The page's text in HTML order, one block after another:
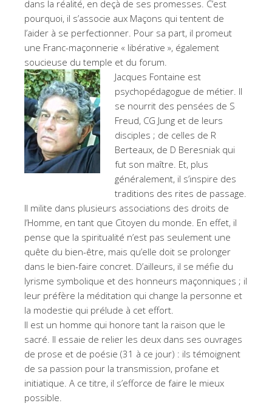
dans la réalité, en deçà de ses promesses. C’est
pourquoi, il s’associe aux Maçons qui tentent de
l’aider à se perfectionner. Pour sa part, il promeut
une Franc-maçonnerie « libérative », également
soucieuse du temple et du forum.
Jacques Fontaine est
psychopédagogue de métier. Il
se nourrit des pensées de S
Freud, CG Jung et de leurs
disciples ; de celles de R
Berteaux, de D Beresniak qui
fut son maître. Et, plus
généralement, il s’inspire des
traditions des rites de passage.
Il milite dans plusieurs associations des droits de
l’Homme, en tant que Citoyen du monde. En effet, il
pense que la spiritualité n’est pas seulement une
quête du bien-être, mais qu’elle doit se prolonger
dans le bien-faire concret. D’ailleurs, il se méfie du
lyrisme symbolique et des honneurs maçonniques ; il
leur préfère la méditation qui change la personne et
la modestie qui prélude à cet effort.
Il est un homme qui honore tant la raison que le
sacré. Il essaie de relier les deux dans ses ouvrages
de prose et de poésie (31 à ce jour) : ils témoignent
de sa passion pour la transmission, profane et
initiatique. A ce titre, il s’efforce de faire le mieux
possible.